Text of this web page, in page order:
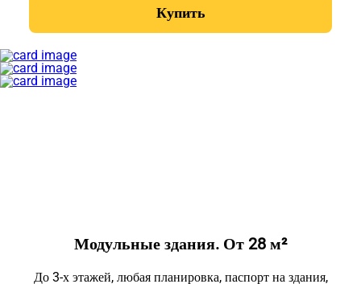
Купить
Модульные здания. От 28 м²
До 3-х этажей, любая планировка, паспорт на здания,